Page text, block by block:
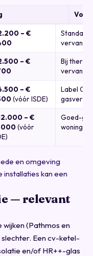
Voor
– €
– €
Bij
– €
(vóór ISDE)
Label C+
– €
(vóór
Goed-
woning,
en omgeving
kan een
— relevant
wijken (Pathmos en
Een cv-ketel-
en/of HR++-glas